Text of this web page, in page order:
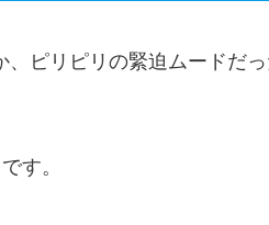
ピリピリの緊迫ムードだ
す。